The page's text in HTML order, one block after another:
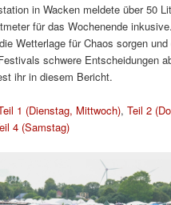
in Wacken meldete über 50
für das Wochenende
Wetterlage für Chaos sorgen
schwere Entscheidungen
ihr in diesem Bericht.
1 (Dienstag, Mittwoch),Teil 2
4 (Samstag)